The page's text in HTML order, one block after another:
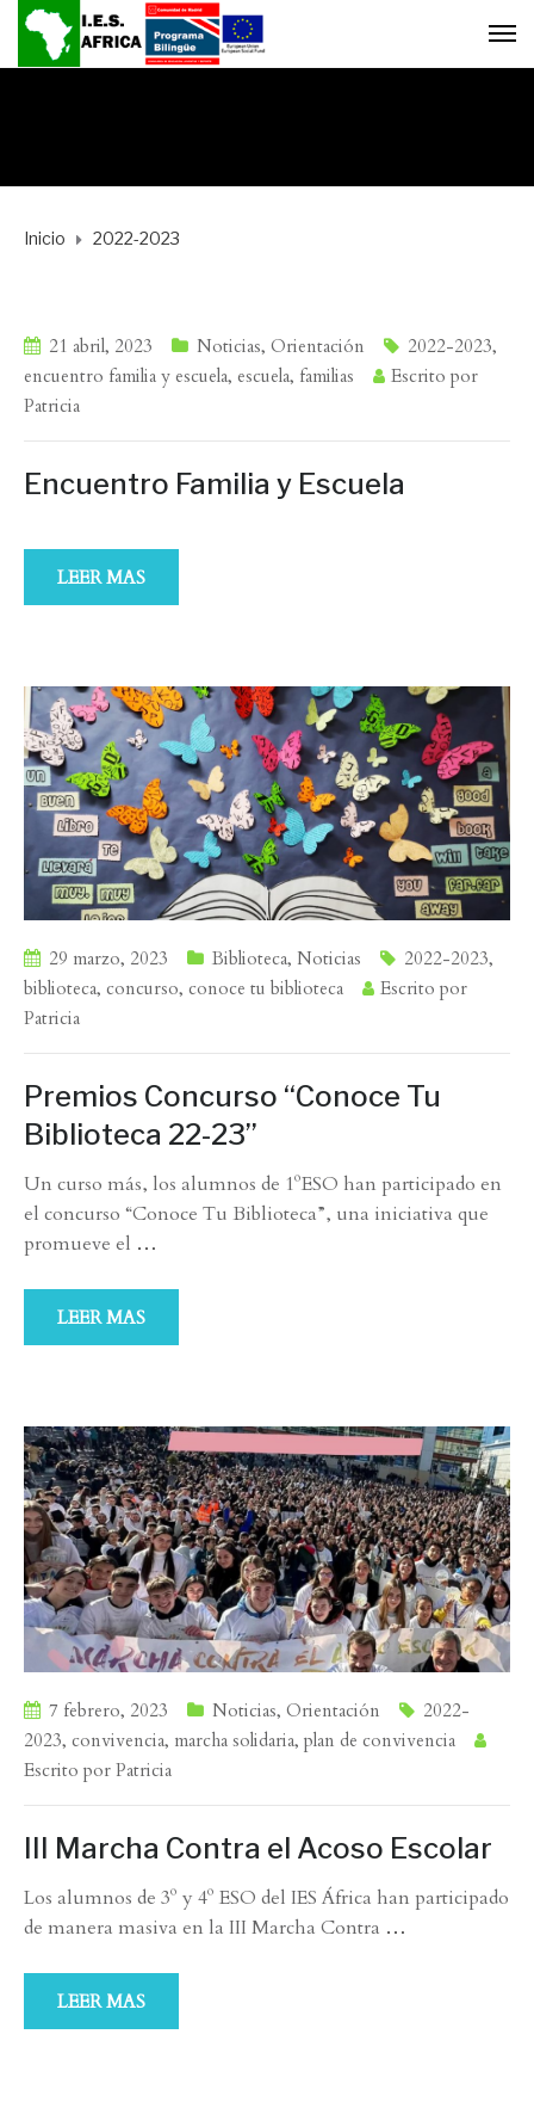
Inicio 2022-2023
21 abril, 2023 Noticias, Orientación 2022-2023,
encuentro familia y escuela, escuela, familias
Escrito por
Patricia
Encuentro Familia y Escuela
LEER MAS
29 marzo, 2023 Biblioteca, Noticias 2022-2023,
biblioteca, concurso, conoce tu biblioteca
Escrito por
Patricia
Premios Concurso “Conoce Tu
Biblioteca 22-23”
Un curso más, los alumnos de 1ºESO han participado en
el concurso “Conoce Tu Biblioteca”, una iniciativa que
promueve el …
LEER MAS
7 febrero, 2023 Noticias, Orientación
2022-
2023, convivencia, marcha solidaria, plan de convivencia
Escrito por Patricia
III Marcha Contra el Acoso Escolar
Los alumnos de 3º y 4º ESO del IES África han participado
de manera masiva en la III Marcha Contra …
LEER MAS